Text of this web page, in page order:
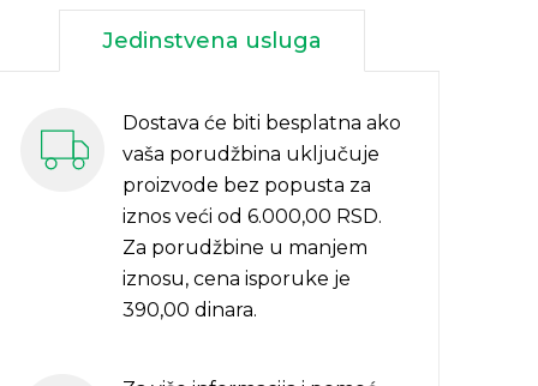
Jedinstvena usluga
Dostava će biti besplatna ako
vaša porudžbina uključuje
proizvode bez popusta za
iznos veći od 6.000,00 RSD.
Za porudžbine u manjem
iznosu, cena isporuke je
390,00 dinara.